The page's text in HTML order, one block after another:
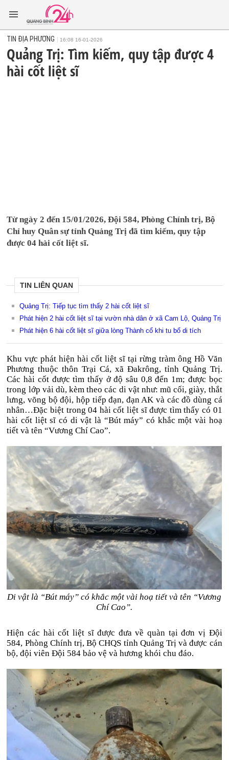
TIN ĐỊA PHƯƠNG 16:08 16-01-2026
Quảng Trị: Tìm kiếm, quy tập được 4
hài cốt liệt sĩ
Từ ngày 2 đến 15/01/2026, Đội 584, Phòng Chính trị, Bộ
Chỉ huy Quân sự tỉnh Quảng Trị đã tìm kiếm, quy tập
được 04 hài cốt liệt sĩ.
TIN LIÊN QUAN
Quảng Trị: Tiếp tục tìm thấy 2 hài cốt liệt sĩ
Phát hiện 2 hài cốt liệt sĩ tại vườn nhà dân ở xã Cam Lộ, Quảng Trị
Phát hiện 6 hài cốt liệt sĩ giữa lòng Thành cổ khi tu bổ di tích
Khu vực phát hiện hài cốt liệt sĩ tại rừng tràm ông Hồ Văn
Phương thuộc thôn Trại Cá, xã Đakrông, tỉnh Quảng Trị.
Các hài cốt được tìm thấy ở độ sâu 0,8 đến 1m; được bọc
trong lớp vải dù, kèm theo các di vật như: mũ cối, giày, thắt
lưng, võng bộ đội, hộp tiếp đạn, đạn AK và các đồ dùng cá
nhân…Đặc biệt trong 04 hài cốt liệt sĩ được tìm thấy có 01
hài cốt liệt sĩ có di vật là “Bút máy” có khắc một vài hoạ
tiết và tên “Vương Chí Cao”.
Di vật là “Bút máy” có khắc một vài hoạ tiết và tên “Vương
Chí Cao”.
Hiện các hài cốt liệt sĩ được đưa về quàn tại đơn vị Đội
584, Phòng Chính trị, Bộ CHQS tỉnh Quảng Trị và được cán
bộ, đội viên Đội 584 bảo vệ và hương khói chu đáo.